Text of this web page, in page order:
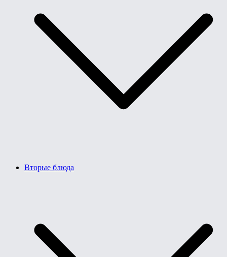
Вторые блюда